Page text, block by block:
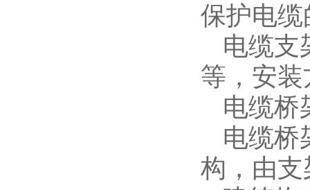
保护电
电缆支
等，安
电缆桥
电缆桥
构，由